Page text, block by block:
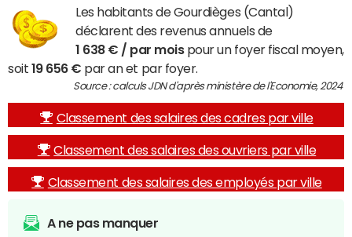
Les habitants de Gourdièges (Cantal)
déclarent des revenus annuels de
1 638 € / par moispour un foyer fiscal moyen,
soit 19 656 € par an et par foyer.
Source : calculs JDN d'après ministère de l'Economie, 2024
Classement des salaires des cadres par ville
Classement des salaires des ouvriers par ville
Classement des salaires des employés par ville
A ne pas manquer